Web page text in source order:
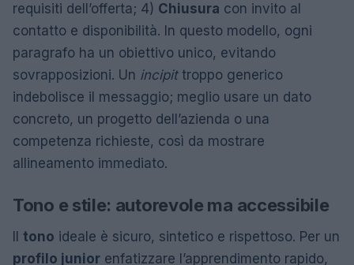
requisiti dell’offerta; 4) Chiusura con invito al
contatto e disponibilità. In questo modello, ogni
paragrafo ha un obiettivo unico, evitando
sovrapposizioni. Un incipittroppo generico
indebolisce il messaggio; meglio usare un dato
concreto, un progetto dell’azienda o una
competenza richieste, così da mostrare
allineamento immediato.
Tono e stile: autorevole ma accessibile
tono ideale è sicuro, sintetico e rispettoso. Per un
profilo junior enfatizzare l’apprendimento rapido,